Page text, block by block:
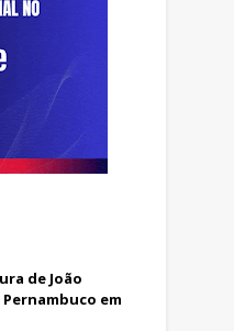
de João
em